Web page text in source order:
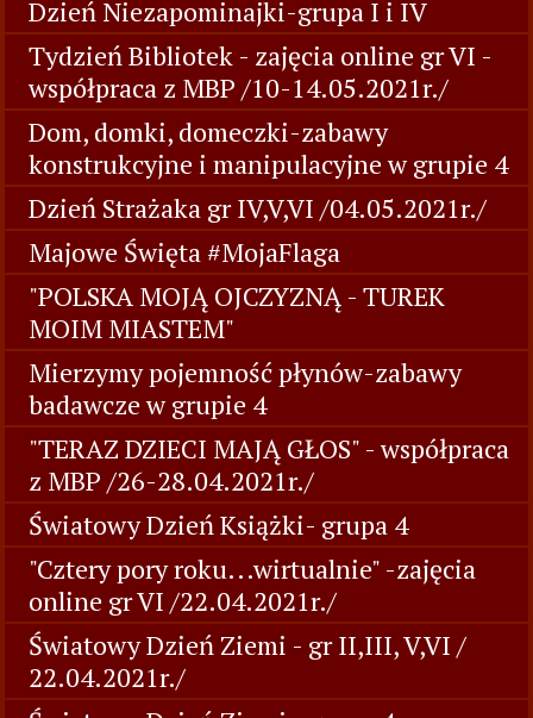
Dzień Niezapominajki-grupa I i IV
Tydzień Bibliotek - zajęcia online gr VI -
współpraca z MBP /10-14.05.2021r./
Dom, domki, domeczki-zabawy
konstrukcyjne i manipulacyjne w grupie 4
Dzień Strażaka gr IV,V,VI /04.05.2021r./
Majowe Święta #MojaFlaga
"POLSKA MOJĄ OJCZYZNĄ - TUREK
MOIM MIASTEM"
Mierzymy pojemność płynów-zabawy
badawcze w grupie 4
"TERAZ DZIECI MAJĄ GŁOS" - współpraca
z MBP /26-28.04.2021r./
Światowy Dzień Książki- grupa 4
"Cztery pory roku...wirtualnie" -zajęcia
online gr VI /22.04.2021r./
Światowy Dzień Ziemi - gr II,III, V,VI /
22.04.2021r./